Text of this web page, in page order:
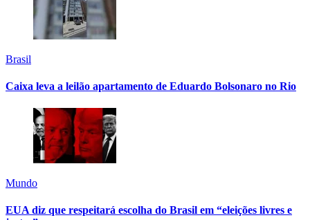
Brasil
Caixa leva a leilão apartamento de Eduardo Bolsonaro no Rio
Mundo
EUA diz que respeitará escolha do Brasil em “eleições livres e